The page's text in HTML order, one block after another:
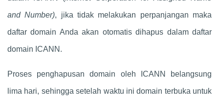
and Number), jika tidak melakukan perpanjangan maka
daftar domain Anda akan otomatis dihapus dalam daftar
domain ICANN.
Proses penghapusan domain oleh ICANN belangsung
lima hari, sehingga setelah waktu ini domain terbuka untuk